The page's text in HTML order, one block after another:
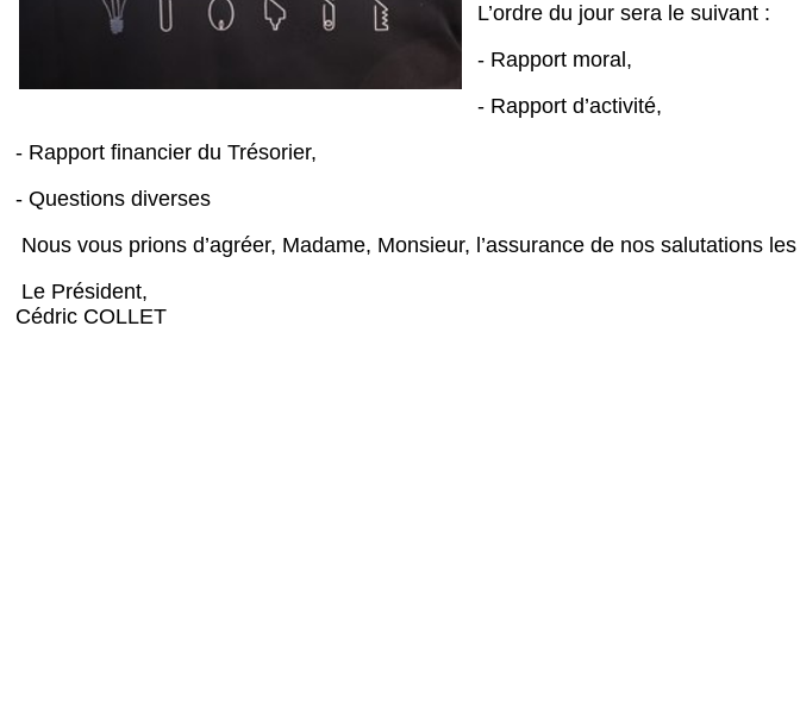
L’ordre du jour sera le suivant :
- Rapport moral,
- Rapport d’activité,
- Rapport financier du Trésorier,
- Questions diverses
Nous vous prions d’agréer, Madame, Monsieur, l’assurance de nos salutations
Le Président,
Cédric COLLET